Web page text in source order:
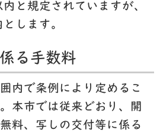
と規定されていますが、
します。
る手数料
内で条例により定めるこ
本市では従来どおり、開
料、写しの交付等に係る